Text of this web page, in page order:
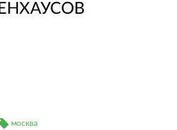
москва